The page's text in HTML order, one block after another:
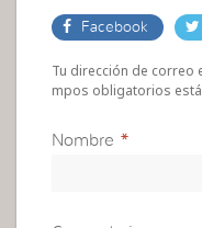
Facebook
Tu dirección de correo
mpos obligatorios
Nombre *